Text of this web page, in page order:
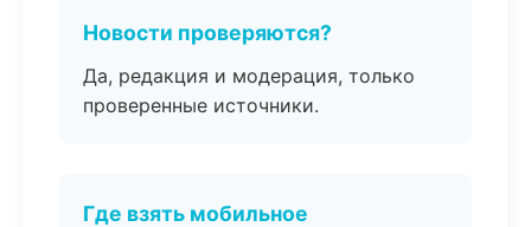
Новости проверяются?
Да, редакция и модерация, только
проверенные источники.
Где взять мобильное